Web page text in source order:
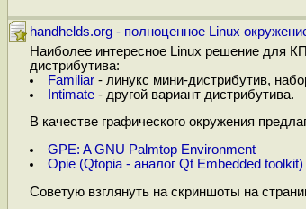
handhelds.org - полноценное Linux
Наиболее интересное Linux решение для
дистрибутива:
Familiar- линукс мини-дистрибутив,
Intimate- другой вариант дистрибутива.
В качестве графического окружения
GPE: A GNU Palmtop Environment
Opie (Qtopia - аналог Qt Embedded toolkit)
Советую взглянуть на скриншоты на